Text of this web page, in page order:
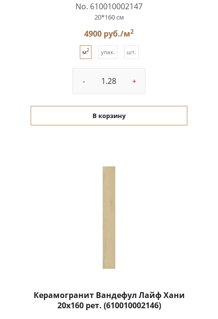
No. 610010002147
20*160 см
4900 руб./м2
м2 упак. шт.
- +
В корзину
Керамогранит Вандефул Лайф Хани
20x160 рет. (610010002146)